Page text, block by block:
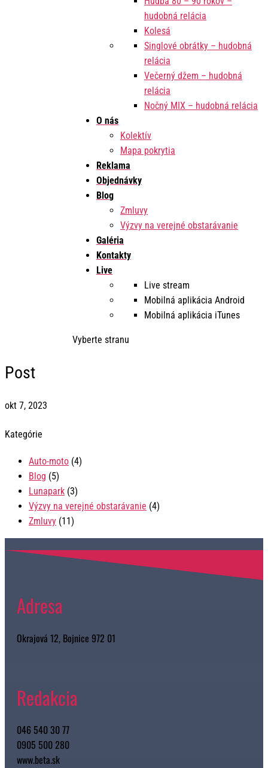
hudobná relácia
Kolesá
Singlové obrátky – hudobná
relácia
Večerný džem – hudobná
relácia
Nočný MIX – hudobná relácia
O nás
Kolektív
Mapa pokrytia
Reklama
Objednávky
Blog
Zmluvy
Výzvy na verejné obstarávanie
Galéria
Kontakty
Live
Live stream
Mobilná aplikácia Android
Mobilná aplikácia iTunes
Vyberte stranu
Post
okt 7, 2023
Kategórie
Auto-moto (4)
Blog (5)
Lunapark (3)
Výzvy na verejné obstarávanie (4)
Zmluvy (11)
Adresa
Okrajová 12, Bojnice 972 01
Redakcia
046 540 30 77
0905 500 280
www.beta.sk